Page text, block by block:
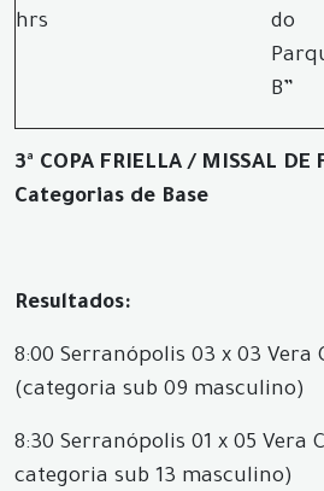
hrs
do
B”
3ª COPA FRIELLA / MISSAL DE
Categorias de Base
Resultados:
8:00 Serranópolis 03 x 03 Vera
(categoria sub 09 masculino)
8:30 Serranópolis 01 x 05 Vera
categoria sub 13 masculino)